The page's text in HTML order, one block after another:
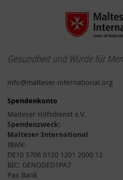
Gesundheit und Würde für
info@malteser-international.org
Spendenkonto
Malteser Hilfsdienst e.V.
Spendenzweck:
Malteser International
IBAN:
DE10 3706 0120 1201 2000 12
BIC: GENODED1PA7
Pax Bank